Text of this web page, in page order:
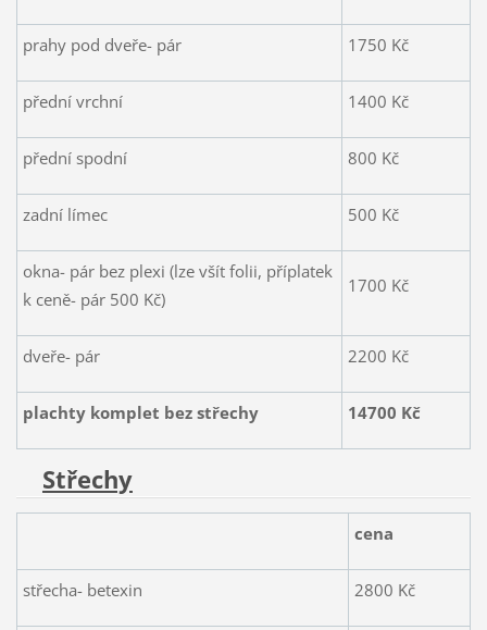
prahy pod dveře- pár 1750 Kč
přední vrchní 1400 Kč
přední spodní 800 Kč
zadní límec 500 Kč
okna- pár bez plexi (lze všít folii, příplatek
k ceně- pár 500 Kč)
1700 Kč
dveře- pár 2200 Kč
plachty komplet bez střechy 14700 Kč
Střechy
cena
střecha- betexin 2800 Kč